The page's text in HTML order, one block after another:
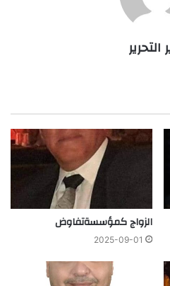
التحرير
الزواج كمؤسسةتفاوض
2025-09-01